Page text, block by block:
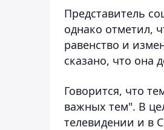
Представитель
однако отметил,
равенство и
сказано, что она
Говорится, что
важных тем". В
телевидении и в